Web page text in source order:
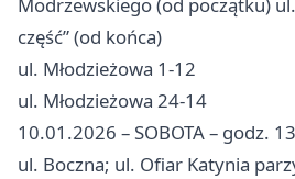
Modrzewskiego (od początku)
część” (od końca)
ul. Młodzieżowa 1-12
ul. Młodzieżowa 24-14
10.01.2026 – SOBOTA – godz.
ul. Boczna; ul. Ofiar Katynia